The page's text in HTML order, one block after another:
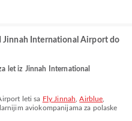
Jinnah International Airport do
let iz Jinnah International
leti sa Fly Jinnah ,Airblue
aviokompanijama za polaske